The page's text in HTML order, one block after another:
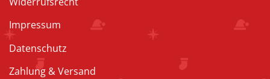
Impressum
Datenschutz
Zahlung & Versand